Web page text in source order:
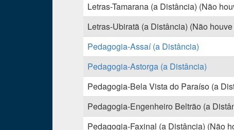
Letras-Tamarana (a Distância) (Não
Letras-Ubiratã (a Distância) (Não
Pedagogia-Assaí (a Distância)
Pedagogia-Astorga (a Distância)
Pedagogia-Bela Vista do Paraíso (a
Pedagogia-Engenheiro Beltrão (a
Pedagogia-Faxinal (a Distância) (Não